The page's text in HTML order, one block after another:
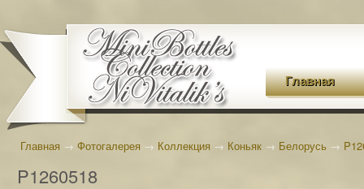
Главная
Главная → Фотогалерея → Коллекция → Коньяк → Белорусь →
P1260518